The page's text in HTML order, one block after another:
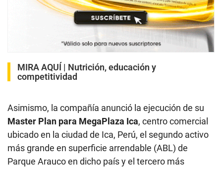
MIRA AQUÍ | Nutrición, educación y
competitividad
Asimismo, la compañía anunció la ejecución de su
Master Plan para MegaPlaza Ica, centro comercial
ubicado en la ciudad de Ica, Perú, el segundo activo
más grande en superficie arrendable (ABL) de
Parque Arauco en dicho país y el tercero más